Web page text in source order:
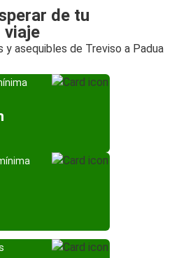
de tu
viaje
y asequibles de Treviso a Padua